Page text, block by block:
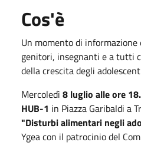
Cos'è
Un momento di
genitori, insegnanti e a tutti
della crescita degli
Mercoledì 8 luglio alle ore
HUB-1 in Piazza Garibaldi a
"Disturbi alimentari negli
Ygea con il patrocinio del